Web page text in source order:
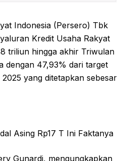
Indonesia (Persero) Tbk
Kredit Usaha Rakyat
triliun hingga akhir Triwulan
dengan 47,93% dari target
yang ditetapkan sebesar
Asing Rp17 T Ini Faktanya
Gunardi, mengungkapkan